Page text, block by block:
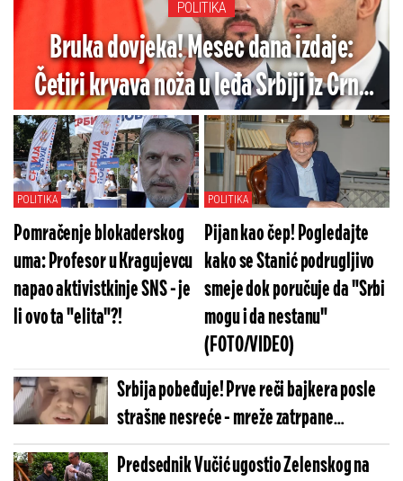
POLITIKA
Bruka dovjeka! Mesec dana izdaje:
Četiri krvava noža u leđa Srbiji iz Crne
Gore
POLITIKA
Pomračenje blokaderskog
uma: Profesor u Kragujevcu
napao aktivistkinje SNS - je
li ovo ta "elita"?!
POLITIKA
Pijan kao čep! Pogledajte
kako se Stanić podrugljivo
smeje dok poručuje da "Srbi
mogu i da nestanu"
(FOTO/VIDEO)
Srbija pobeđuje! Prve reči bajkera posle
strašne nesreće - mreže zatrpane
porukama podrške (VIDEO)
Predsednik Vučić ugostio Zelenskog na